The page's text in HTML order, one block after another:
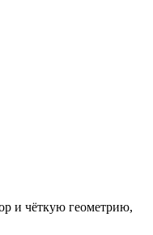
и чёткую геометрию,